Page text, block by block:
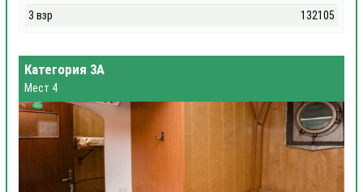
3 взр
132105
Категория 3А
Мест 4